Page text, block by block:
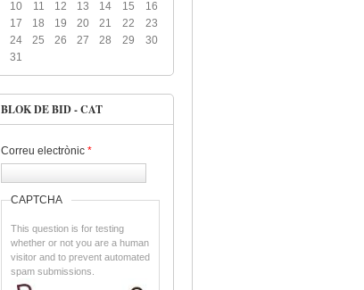
10
11 12 13 14 15
16
17
18 19 20 21 22
23
24
25 26 27 28 29
30
31
BLOK DE BID - CAT
Correu electrònic *
CAPTCHA
This question is for testing
whether or not you are a human
visitor and to prevent automated
spam submissions.